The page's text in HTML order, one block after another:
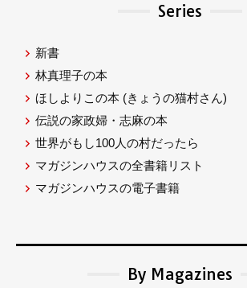
Series
新書
林真理子の本
ほしよりこの本 (きょうの猫村さん)
伝説の家政婦・志麻の本
世界がもし100人の村だったら
マガジンハウスの全書籍リスト
マガジンハウスの電子書籍
By Magazines